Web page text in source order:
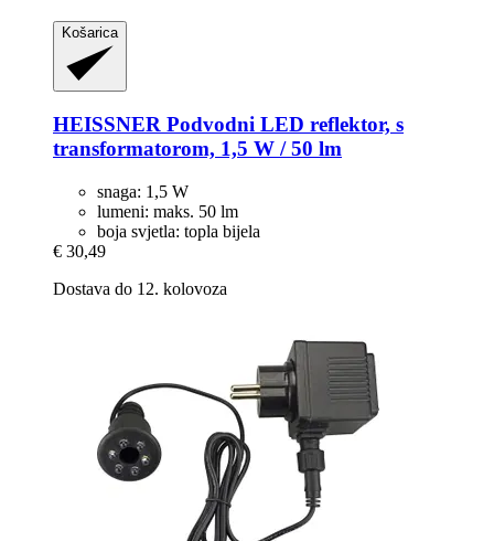
Košarica
HEISSNER Podvodni LED reflektor, s
transformatorom, 1,5 W / 50 lm
snaga: 1,5 W
lumeni: maks. 50 lm
boja svjetla: topla bijela
€ 30,49
Dostava do 12. kolovoza